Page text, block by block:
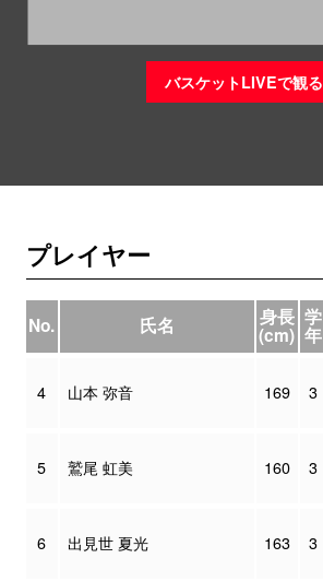
バスケットLIVEで観る
プレイヤー
No. 氏名 身長
(cm)
学
年
4 山本 弥音 169 3
5 鷲尾 虹美 160 3
6 出見世 夏光 163 3